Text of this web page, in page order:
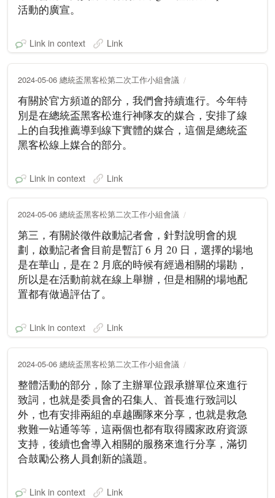
活動的廣宣。
Link in context Link
2024-05-06 總統盃黑客松第二次工作小組會議
有關於官方頻道的部分，我們會持續進行。今年特
別是在總統盃黑客松進行神隊友的媒合，安排了線
上的自我推薦導到線下實體的媒合，這個是總統盃
黑客松線上媒合的部分。
Link in context Link
2024-05-06 總統盃黑客松第二次工作小組會議
第三，有關於徵件啟動記者會，針對說明會的規
劃，啟動記者會目前是暫訂 6 月 20 日，選擇的場地
是在華山，是在 2 月底的時候有經過相關的場勘，
所以是在活動前就在線上舉辦，但是相關的場地配
置都有做過評估了。
Link in context Link
2024-05-06 總統盃黑客松第二次工作小組會議
整體活動的部分，除了主辦單位跟承辦單位來進行
致詞，也就是委員會的召集人、首長進行致詞以
外，也有安排兩組的卓越團隊來分享，也就是救急
救難一站通等等，這兩個也都有取得國家政府資源
支持，後續也會導入相關的服務來進行分享，滿切
合鼓勵公務人員創新的議題。
Link in context Link